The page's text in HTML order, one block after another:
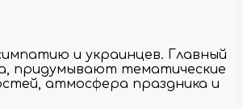
и украинцев. Главный
придумывают тематические
атмосфера праздника и